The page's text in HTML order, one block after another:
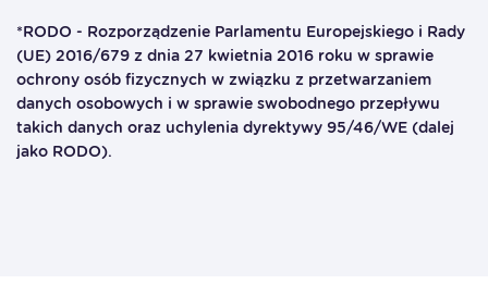
*RODO - Rozporządzenie Parlamentu Europejskiego i Rady
(UE) 2016/679 z dnia 27 kwietnia 2016 roku w sprawie
ochrony osób fizycznych w związku z przetwarzaniem
danych osobowych i w sprawie swobodnego przepływu
takich danych oraz uchylenia dyrektywy 95/46/WE (dalej
jako RODO).